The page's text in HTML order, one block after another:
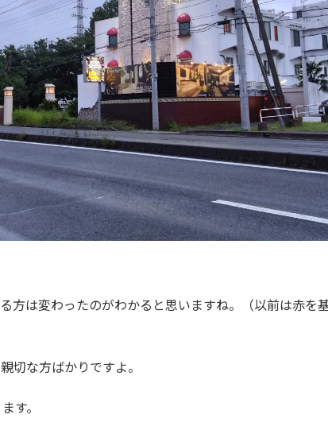
方は変わったのがわかると思いますね。（以前は赤を
切な方ばかりですよ。
す。